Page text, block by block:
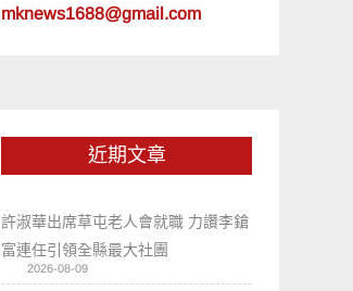
mknews1688@gmail.com
近期文章
許淑華出席草屯老人會就職 力讚李鎗
富連任引領全縣最大社團
2026-08-09